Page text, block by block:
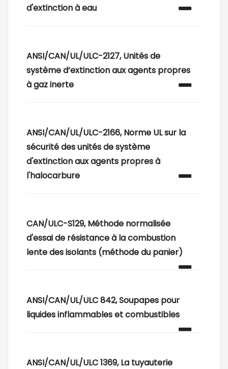
d'extinction à eau
ANSI/CAN/UL/ULC-2127, Unités de
système d’extinction aux agents propres
à gaz inerte
ANSI/CAN/UL/ULC-2166, Norme UL sur la
sécurité des unités de système
d'extinction aux agents propres à
l'halocarbure
CAN/ULC-S129, Méthode normalisée
d'essai de résistance à la combustion
lente des isolants (méthode du panier)
ANSI/CAN/UL/ULC 842, Soupapes pour
liquides inflammables et combustibles
ANSI/CAN/UL/ULC 1369, La tuyauterie